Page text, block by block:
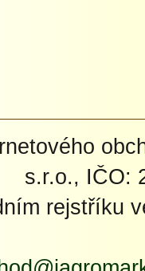
s.r.o., IČO:
rejstříku